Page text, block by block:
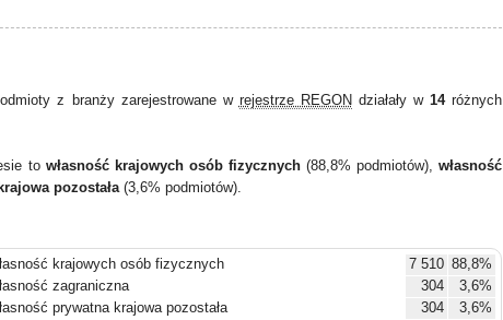
z branży zarejestrowane w rejestrze REGON działały w 14różnych
to własność krajowych osób fizycznych(88,8% podmiotów),własność
pozostała(3,6% podmiotów).
krajowych osób fizycznych 7 510 88,8%
zagraniczna
304
3,6%
prywatna krajowa pozostała
304
3,6%